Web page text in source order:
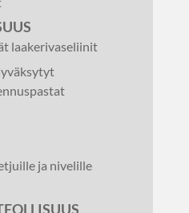
laakerivaseliinit
ja nivelille